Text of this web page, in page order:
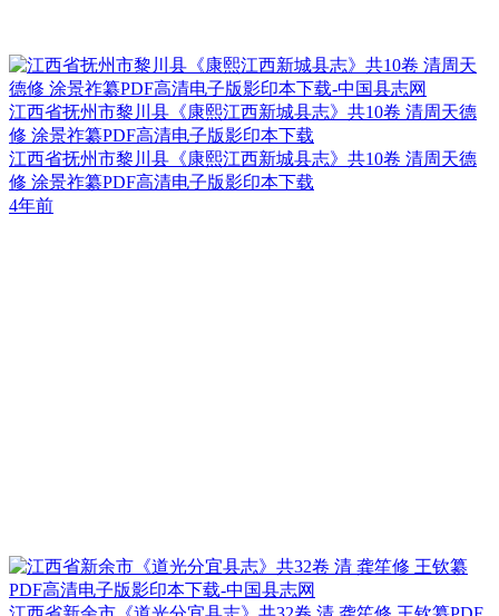
江西省抚州市黎川县《康熙江西新城县志》共10卷 清周天德
修 涂景祚纂PDF高清电子版影印本下载
江西省抚州市黎川县《康熙江西新城县志》共10卷 清周天德
修 涂景祚纂PDF高清电子版影印本下载
4年前